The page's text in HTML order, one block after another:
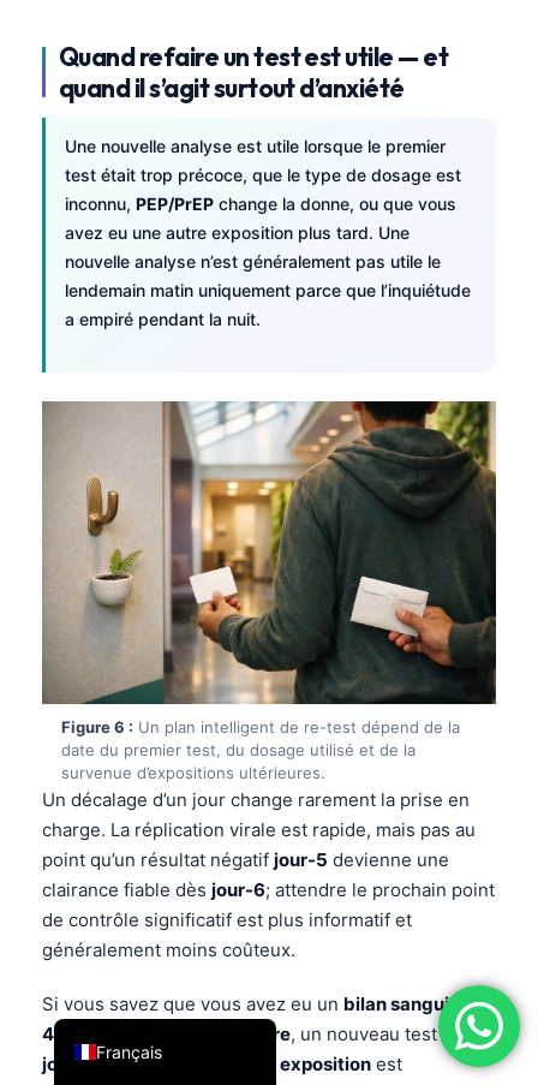
Quand refaire un test est utile — et
quand il s’agit surtout d’anxiété
Une nouvelle analyse est utile lorsque le premier
test était trop précoce, que le type de dosage est
inconnu, PEP/PrEP change la donne, ou que vous
avez eu une autre exposition plus tard. Une
nouvelle analyse n’est généralement pas utile le
lendemain matin uniquement parce que l’inquiétude
a empiré pendant la nuit.
Figure 6 : Un plan intelligent de re-test dépend de la
date du premier test, du dosage utilisé et de la
survenue d’expositions ultérieures.
Un décalage d’un jour change rarement la prise en
charge. La réplication virale est rapide, mais pas au
point qu’un résultat négatif jour-5 devienne une
clairance fiable dès jour-6; attendre le prochain point
de contrôle significatif est plus informatif et
généralement moins coûteux.
Si vous savez que vous avez eu un bilan sanguin VIH
4e génération en laboratoire, un nouveau test à45
joursà partir de la dernière exposition est
Français
English
العربية
עִבְרִית
Italiano
Español
Português
Ελληνικά
Türkçe
简体中文
فارسی
Български
Dansk
Nederlands
Íslenska
Српски језик
Svenska
Bosanski
Azərbaycan dili
Eesti
日本語